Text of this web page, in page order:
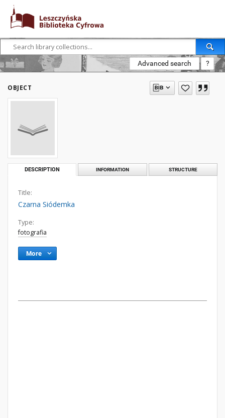
Advanced search ?
OBJECT
DESCRIPTION INFORMATION STRUCTURE
Title:
Czarna Siódemka
Type:
fotografia
More